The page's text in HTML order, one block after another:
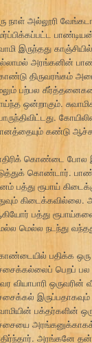
நாள் அல்லூரி
இருந்தது
அரங்கனின்
திருவரங்கம்
பற்பல
ஒன்றாகும்.
கண்டு
கொண்டை போல
கொண்டார்.
பத்து ரூபாய்
கிடைக்கவில்லை.
பத்து
மெல்ல நடந்து
பதிக்க ஒரு
பெறப்
வியாபாரி
பக்தர்களின்
அரங்கனுக்காகக்
அரங்கனே